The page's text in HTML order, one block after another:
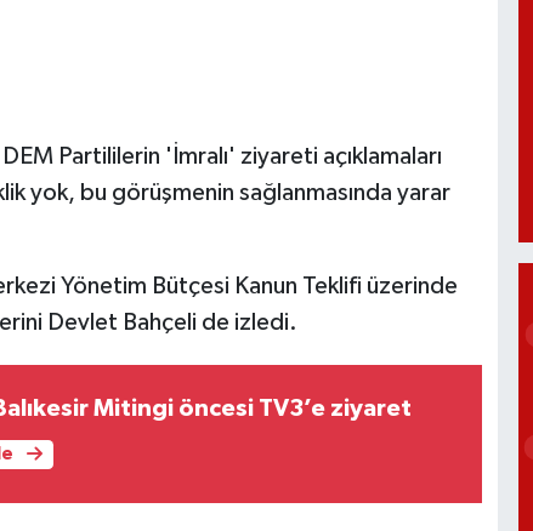
DEM Partililerin 'İmralı' ziyareti açıklamaları
yok, bu görüşmenin sağlanmasında yarar
Yönetim Bütçesi Kanun Teklifi üzerinde
Devlet Bahçeli de izledi.
Mitingi öncesi TV3’e ziyaret